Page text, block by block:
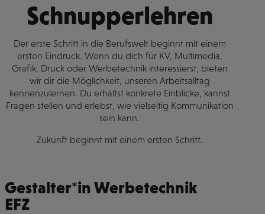
Schnupperlehren
Der erste Schritt in die Berufswelt beginnt mit einem
ersten Eindruck. Wenn du dich für KV, Multimedia,
Grafik, Druck oder Werbetechnik interessierst, bieten
wir dir die Möglichkeit, unseren Arbeitsalltag
kennenzulernen. Du erhältst konkrete Einblicke, kannst
Fragen stellen und erlebst, wie vielseitig Kommunikation
sein kann.
Zukunft beginnt mit einem ersten Schritt.
Gestalter*in Werbetechnik
EFZ